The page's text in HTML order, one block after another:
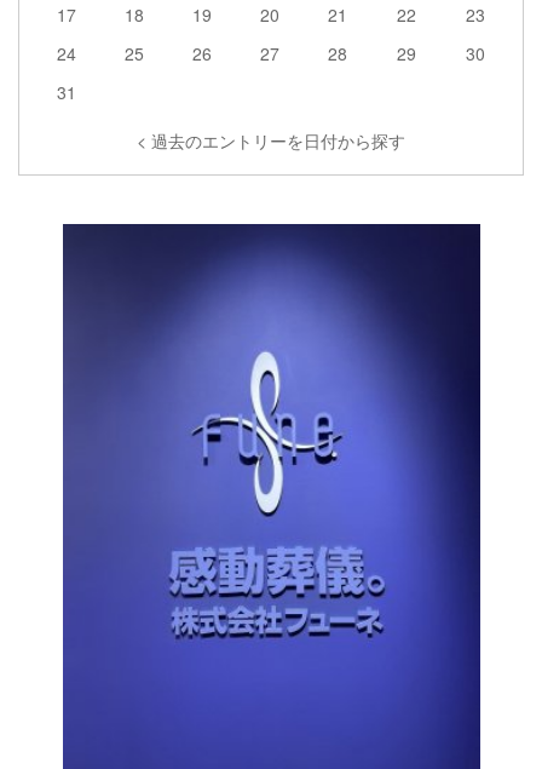
17
18 19 20 21 22
23
24
25 26 27 28 29
30
31
< 過去のエントリーを日付から探す